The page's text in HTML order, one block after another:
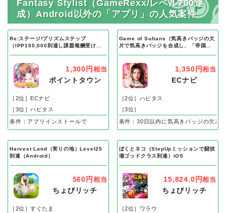
Fantasy Stylist（GameRexx/レベル700達
成）Android以外の「アプリ」の人気案件
Re:ステージ!プリズムステップ
（IPP150,000到達し課題報酬受け取
1,300円 相当
ポイントタウン
［2位］ECナビ
［3位］ハピタス
条件：アプリインストールで
Game of Sultans（気高きバッジの欠
片で気高きバッジを合成し、「帝国五
1,350円相当
ECナビ
［2位］ハピタス
［3位］
条件：30日以内に気高きバッジの欠片
Harvest Land（実りの地）Level25
到達（Android）
560円 相当
ちょびリッチ
［2位］すぐたま
ぼくとネコ（StepUpミッションで闘技
場ゴッドクラス到達）iOS
15,824.0円相当
ちょびリッチ
［2位］ワラウ